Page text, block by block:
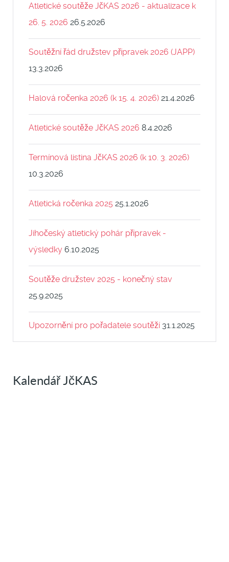
Atletické soutěže JčKAS 2026 - aktualizace k
26. 5. 2026 26.5.2026
Soutěžní řád družstev přípravek 2026 (JAPP)
13.3.2026
Halová ročenka 2026 (k 15. 4. 2026) 21.4.2026
Atletické soutěže JčKAS 2026 8.4.2026
Termínová listina JčKAS 2026 (k 10. 3. 2026)
10.3.2026
Atletická ročenka 2025 25.1.2026
Jihočeský atletický pohár přípravek -
výsledky 6.10.2025
Soutěže družstev 2025 - konečný stav
25.9.2025
Upozornění pro pořadatele soutěží 31.1.2025
Kalendář JčKAS